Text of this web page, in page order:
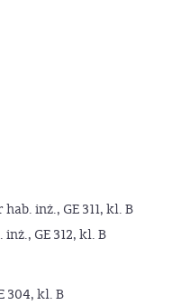
inż., GE 311, kl. B
GE 312, kl. B
304, kl. B